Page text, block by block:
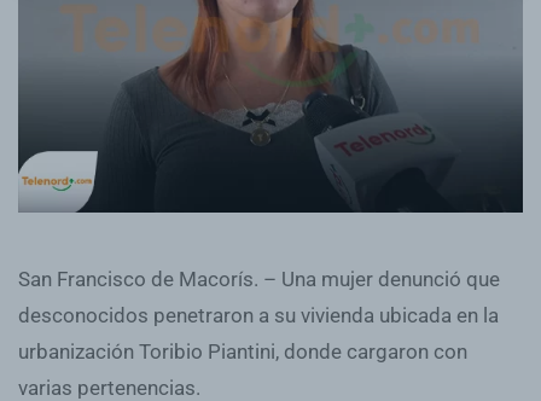
San Francisco de Macorís. – Una mujer denunció que
desconocidos penetraron a su vivienda ubicada en la
urbanización Toribio Piantini, donde cargaron con
varias pertenencias.